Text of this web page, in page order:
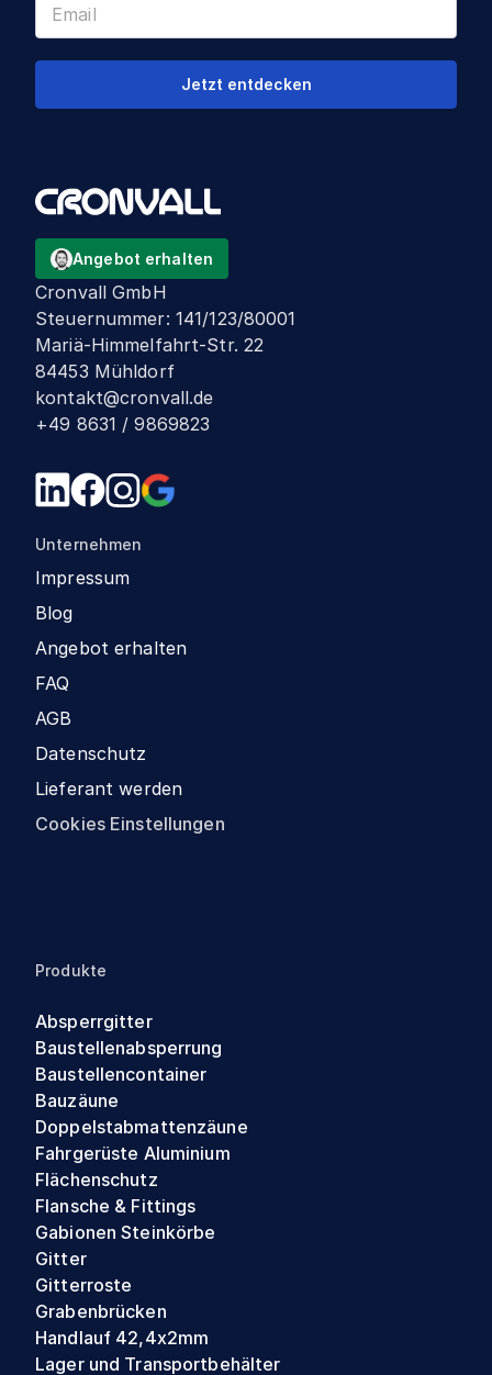
Jetzt entdecken
Angebot erhalten
Cronvall GmbH
Steuernummer: 141/123/80001
Mariä-Himmelfahrt-Str. 22
84453 Mühldorf
kontakt@cronvall.de
+49 8631 / 9869823
Unternehmen
Impressum
Blog
Angebot erhalten
FAQ
AGB
Datenschutz
Lieferant werden
Cookies Einstellungen
Produkte
Absperrgitter
Baustellenabsperrung
Baustellencontainer
Bauzäune
Doppelstabmattenzäune
Fahrgerüste Aluminium
Flächenschutz
Flansche & Fittings
Gabionen Steinkörbe
Gitter
Gitterroste
Grabenbrücken
Handlauf 42,4x2mm
Lager und Transportbehälter